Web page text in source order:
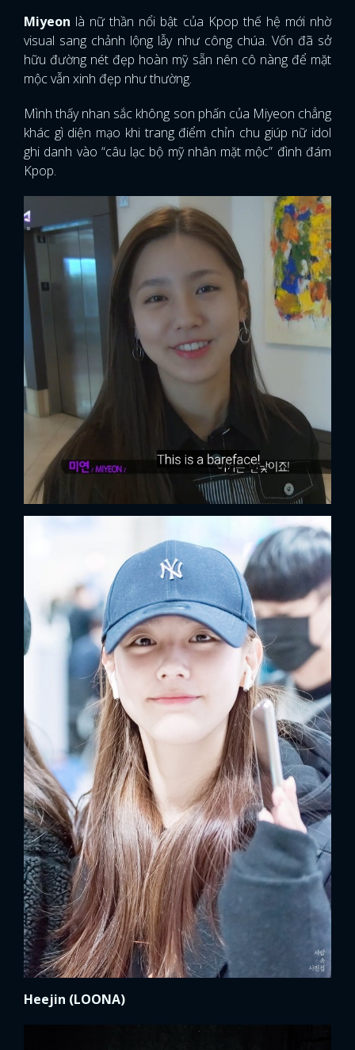
Miyeon là nữ thần nổi bật của Kpop thế hệ mới nhờ
visual sang chảnh lộng lẫy như công chúa. Vốn đã sở
hữu đường nét đẹp hoàn mỹ sẵn nên cô nàng để mặt
mộc vẫn xinh đẹp như thường.
Mình thấy nhan sắc không son phấn của Miyeon chẳng
khác gì diện mạo khi trang điểm chỉn chu giúp nữ idol
ghi danh vào “câu lạc bộ mỹ nhân mặt mộc” đình đám
Kpop.
Heejin (LOONA)